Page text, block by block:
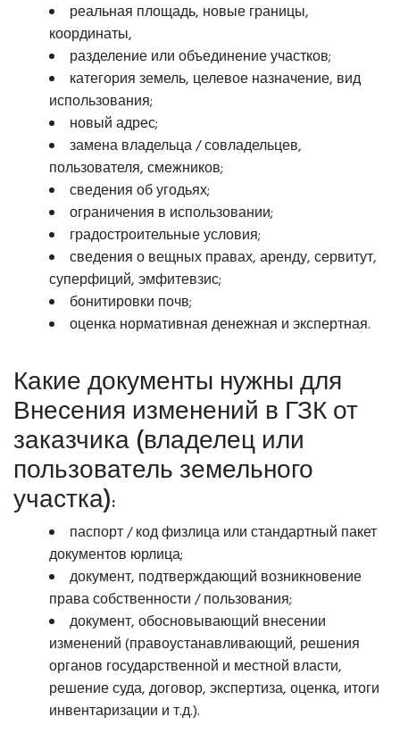
реальная площадь, новые границы,
координаты,
разделение или объединение участков;
категория земель, целевое назначение, вид
использования;
новый адрес;
замена владельца / совладельцев,
пользователя, смежников;
сведения об угодьях;
ограничения в использовании;
градостроительные условия;
сведения о вещных правах, аренду, сервитут,
суперфиций, эмфитевзис;
бонитировки почв;
оценка нормативная денежная и экспертная.
Какие документы нужны для
Внесения изменений в ГЗК от
заказчика (владелец или
пользователь земельного
участка):
паспорт / код физлица или стандартный пакет
документов юрлица;
документ, подтверждающий возникновение
права собственности / пользования;
документ, обосновывающий внесении
изменений (правоустанавливающий, решения
органов государственной и местной власти,
решение суда, договор, экспертиза, оценка, итоги
инвентаризации и т.д.).